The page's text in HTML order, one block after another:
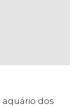
aquário dos